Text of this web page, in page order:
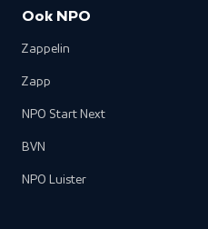
Ook NPO
Zappelin
Zapp
NPO Start Next
BVN
NPO Luister